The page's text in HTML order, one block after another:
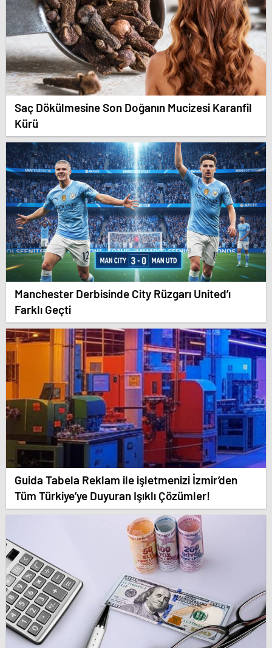
Saç Dökülmesine Son Doğanın Mucizesi Karanfil
Kürü
Manchester Derbisinde City Rüzgarı United’ı
Farklı Geçti
Guida Tabela Reklam ile işletmenizi İzmir’den
Tüm Türkiye’ye Duyuran Işıklı Çözümler!